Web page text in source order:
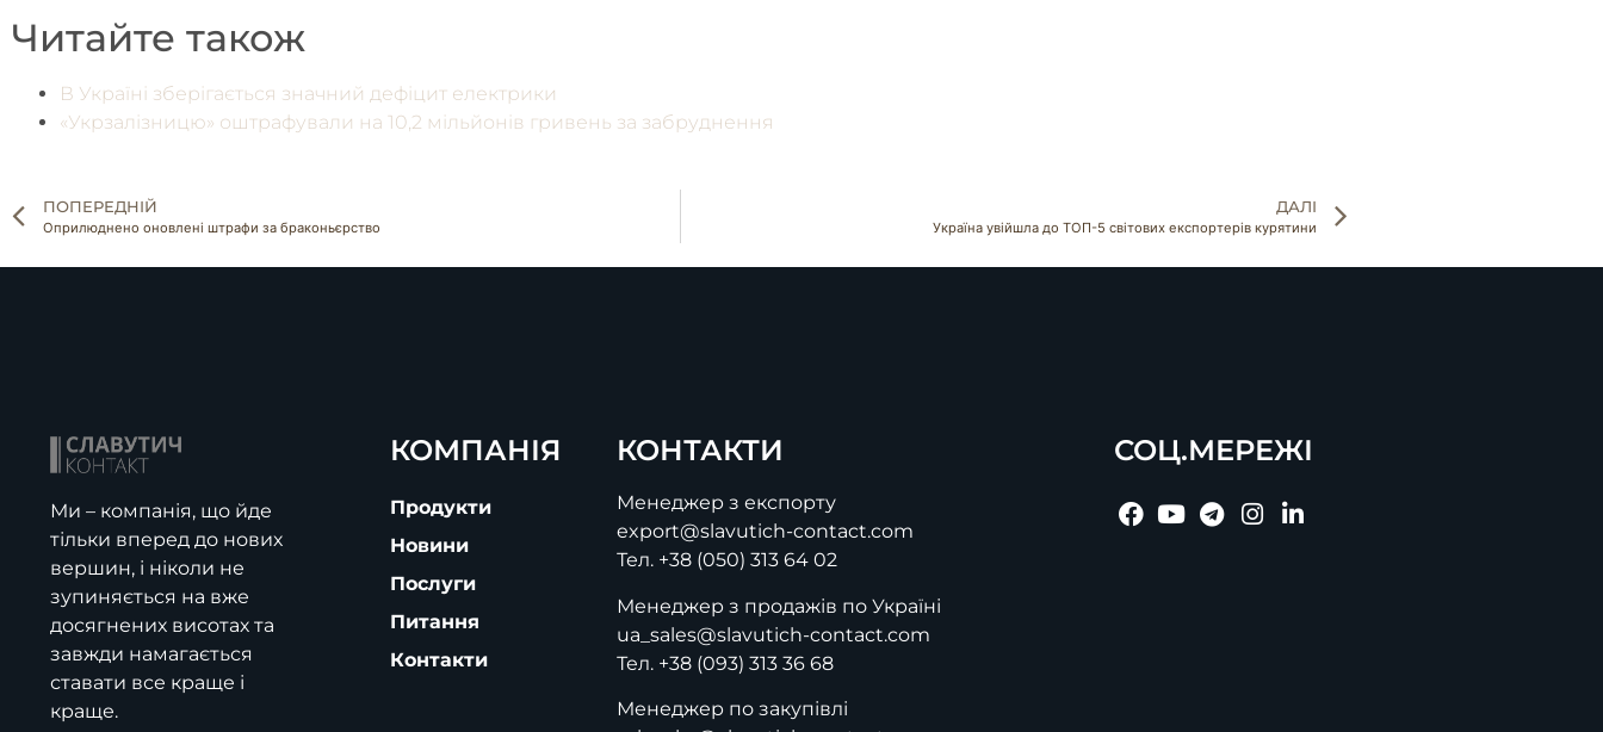
Читайте також
В Україні зберігається значний дефіцит електрики
«Укрзалізницю» оштрафували на 10,2 мільйонів гривень за забруднення
ПОПЕРЕДНІЙ
Оприлюднено оновлені штрафи за браконьєрство
ДАЛІ
Україна увійшла до ТОП-5 світових експортерів курятини
Ми – компанія, що йде
тільки вперед до нових
вершин, і ніколи не
зупиняється на вже
досягнених висотах та
завжди намагається
ставати все краще і
краще.
КОМПАНІЯ
Продукти
Новини
Послуги
Питання
Контакти
КОНТАКТИ
Менеджер з експорту
export@slavutich-contact.com
Тел. +38 (050) 313 64 02
Менеджер з продажів по Україні
ua_sales@slavutich-contact.com
Тел. +38 (093) 313 36 68
Менеджер по закупівлі
СОЦ.МЕРЕЖІ